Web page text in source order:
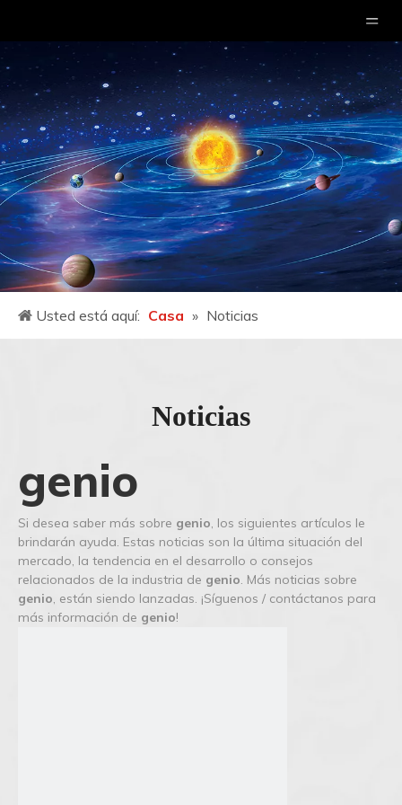
Usted está aquí: Casa » Noticias
Noticias
genio
Si desea saber más sobre genio, los siguientes artículos le
brindarán ayuda. Estas noticias son la última situación del
mercado, la tendencia en el desarrollo o consejos
relacionados de la industria de genio. Más noticias sobre
genio, están siendo lanzadas. ¡Síguenos / contáctanos para
más información de genio!